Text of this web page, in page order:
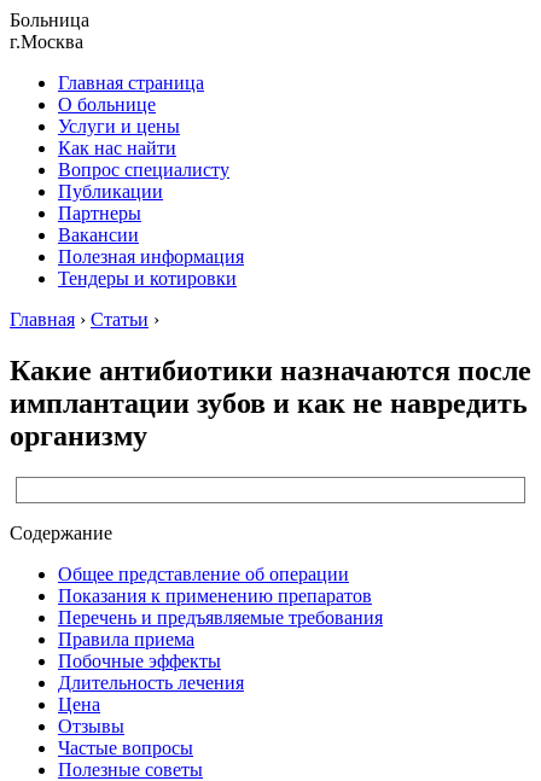
Больница
г.Москва
Главная страница
О больнице
Услуги и цены
Как нас найти
Вопрос специалисту
Публикации
Партнеры
Вакансии
Полезная информация
Тендеры и котировки
Главная › Статьи ›
Какие антибиотики назначаются после
имплантации зубов и как не навредить
организму
Содержание
Общее представление об операции
Показания к применению препаратов
Перечень и предъявляемые требования
Правила приема
Побочные эффекты
Длительность лечения
Цена
Отзывы
Частые вопросы
Полезные советы